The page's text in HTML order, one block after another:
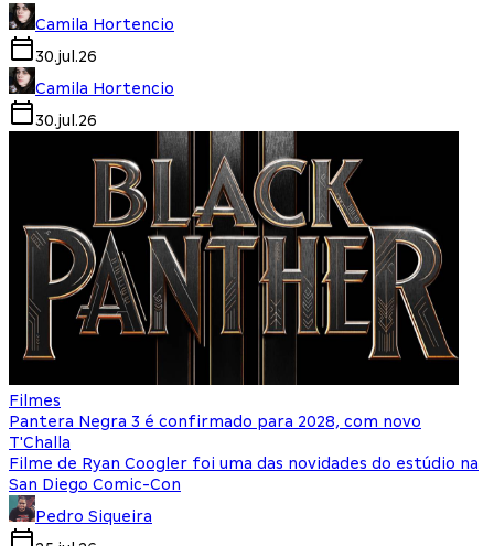
Camila Hortencio
30.jul.26
Camila Hortencio
30.jul.26
Filmes
Pantera Negra 3 é confirmado para 2028, com novo
T'Challa
Filme de Ryan Coogler foi uma das novidades do estúdio na
San Diego Comic-Con
Pedro Siqueira